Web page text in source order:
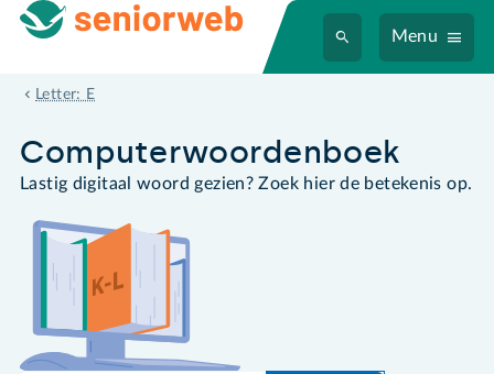
Menu
Letter: E
e-mailkoppeling
Computer­woordenboek
Lastig digitaal woord gezien? Zoek hier de betekenis op.